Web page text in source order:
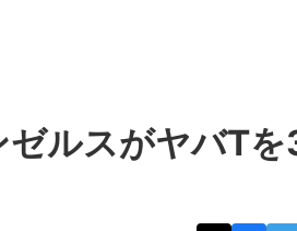
ルスがヤバTを